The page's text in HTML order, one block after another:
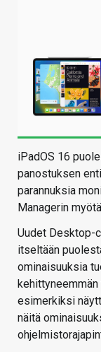
iPadOS 16
panostuksen
parannuksia
Managerin
Uudet Desktop-
itseltään
ominaisuuksia
esimerkiksi
näitä